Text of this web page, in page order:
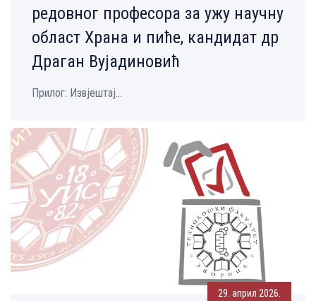
редовног професора за ужу научну
област Храна и пиће, кандидат др
Драган Вујадиновић
Прилог: Извјештај...
29. април 2026.